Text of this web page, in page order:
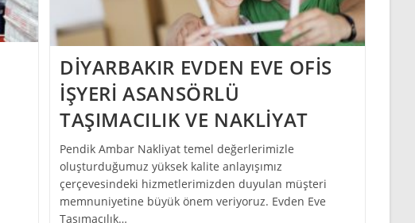
DİYARBAKIR EVDEN EVE OFİS
İŞYERİ ASANSÖRLÜ
TAŞIMACILIK VE NAKLİYAT
Pendik Ambar Nakliyat temel değerlerimizle
oluşturduğumuz yüksek kalite anlayışımız
çerçevesindeki hizmetlerimizden duyulan müşteri
memnuniyetine büyük önem veriyoruz. Evden Eve
Taşımacılık…